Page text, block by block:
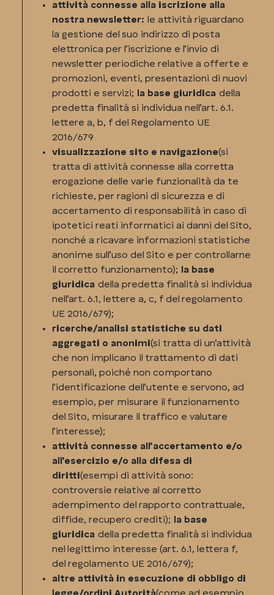
attività connesse alla iscrizione alla
nostra newsletter:
le attività riguardano
la gestione del suo indirizzo di posta
elettronica per l’iscrizione e l’invio di
newsletter periodiche relative a offerte e
promozioni, eventi, presentazioni di nuovi
prodotti e servizi;
la base giuridica della
predetta finalità si individua nell’art. 6.1.
lettere a, b, f del Regolamento UE
2016/679
visualizzazione sito e navigazione(si
tratta di attività connesse alla corretta
erogazione delle varie funzionalità da te
richieste, per ragioni di sicurezza e di
accertamento di responsabilità in caso di
ipotetici reati informatici ai danni del Sito,
nonché a ricavare informazioni statistiche
anonime sull’uso del Sito e per controllarne
il corretto funzionamento);
la base
giuridica della predetta finalità si individua
nell’art. 6.1, lettere a, c, f del regolamento
UE 2016/679);
ricerche/analisi statistiche su dati
aggregati o anonimi(si tratta di un’attività
che non implicano il trattamento di dati
personali, poiché non comportano
l’identificazione dell’utente e servono, ad
esempio, per misurare il funzionamento
del Sito, misurare il traffico e valutare
l’interesse);
attività connesse all’accertamento e/o
all’esercizio e/o alla difesa di
diritti(esempi di attività sono:
controversie relative al corretto
adempimento del rapporto contrattuale,
diffide, recupero crediti);
la base
giuridica della predetta finalità si individua
nel legittimo interesse (art. 6.1, lettera f,
del regolamento UE 2016/679);
altre attività in esecuzione di obbligo di